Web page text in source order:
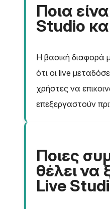
Ποια
Studio
Η βασική διαφορά
ότι οι live
χρήστες να
επεξεργαστούν
Ποιες
θέλει να
Live